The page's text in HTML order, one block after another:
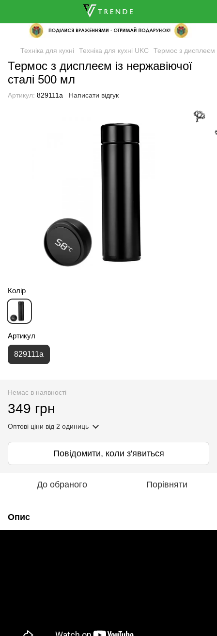
Техніка для кухні Техніка для кухні UKC Термос з дисплеєм
Термос з дисплеєм із нержавіючої
сталі 500 мл
Артикул: 829111а Написати відгук
Колір
Артикул
829111а
Немає в наявності
349 грн
Оптові ціни від 2 одиниць
Повідомити, коли з'явиться
До обраного Порівняти
Опис